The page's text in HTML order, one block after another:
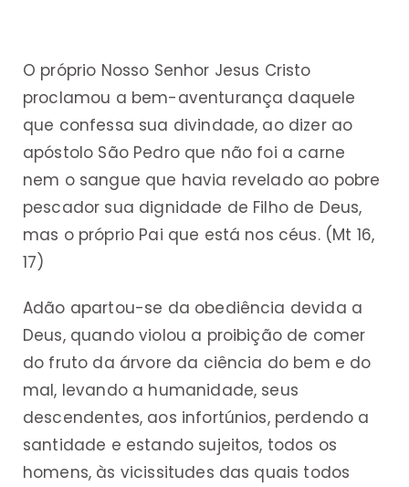
O próprio Nosso Senhor Jesus Cristo
proclamou a bem-aventurança daquele
que confessa sua divindade, ao dizer ao
apóstolo São Pedro que não foi a carne
nem o sangue que havia revelado ao pobre
pescador sua dignidade de Filho de Deus,
mas o próprio Pai que está nos céus. (Mt 16,
17)
Adão apartou-se da obediência devida a
Deus, quando violou a proibição de comer
do fruto da árvore da ciência do bem e do
mal, levando a humanidade, seus
descendentes, aos infortúnios, perdendo a
santidade e estando sujeitos, todos os
homens, às vicissitudes das quais todos